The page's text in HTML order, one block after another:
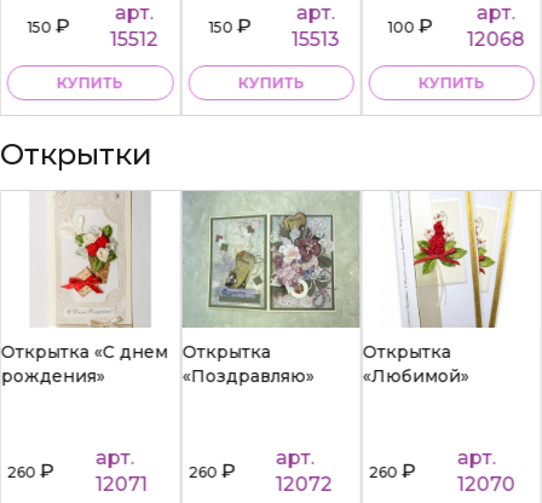
150₽
арт.
15512
КУПИТЬ
150₽
арт.
15513
КУПИТЬ
100₽
арт.
12068
КУПИТЬ
Открытки
Открытка «С днем
рождения»
260₽
арт.
12071
Открытка
«Поздравляю»
260₽
арт.
12072
Открытка
«Любимой»
260₽
арт.
12070